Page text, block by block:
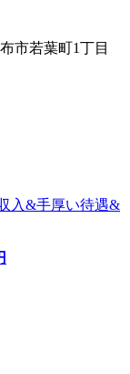
市若葉町1丁目
入&手厚い待遇&